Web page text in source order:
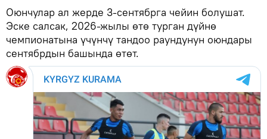
Оюнчулар ал жерде 3-сентябрга чейин болушат.
Эске салсак, 2026-жылы өтө турган дүйнө
чемпионатына үчүнчү тандоо раундунун оюндары
сентябрдын башында өтөт.